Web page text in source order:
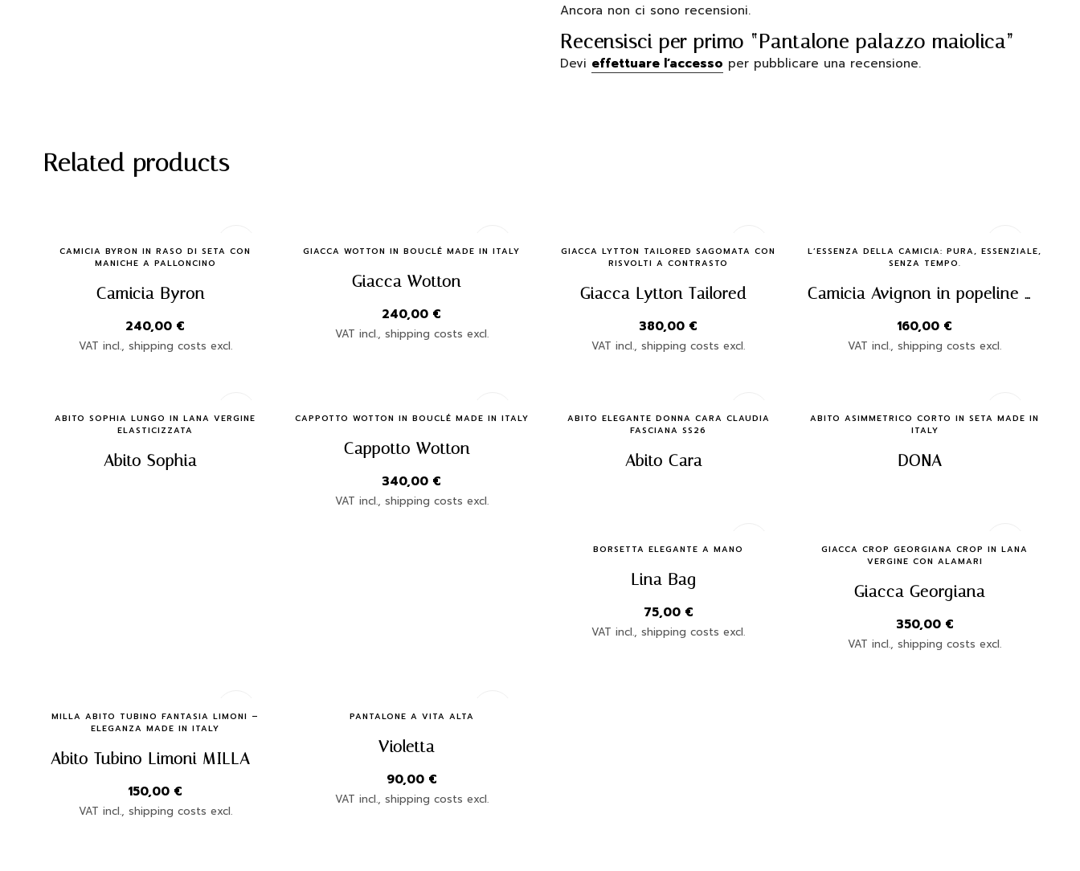
Ancora non ci sono recensioni.
Recensisci per primo “Pantalone palazzo maiolica”
Devi effettuare l’accesso per pubblicare una recensione.
Related products
Quick Buy
CAMICIA BYRON IN RASO DI SETA CON
MANICHE A PALLONCINO
Camicia Byron
240,00 €
VAT incl., shipping costs excl.
Quick Buy
GIACCA WOTTON IN BOUCLÉ MADE IN ITALY
Giacca Wotton
240,00 €
VAT incl., shipping costs excl.
Quick Buy
GIACCA LYTTON TAILORED SAGOMATA CON
RISVOLTI A CONTRASTO
Giacca Lytton Tailored
380,00 €
VAT incl., shipping costs excl.
Quick Buy
L’ESSENZA DELLA CAMICIA: PURA, ESSENZIALE,
SENZA TEMPO.
Camicia Avignon in popeline rigato marrone – Claudia Fasciana | Made in Italy
160,00 €
VAT incl., shipping costs excl.
Quick Buy
ABITO SOPHIA LUNGO IN LANA VERGINE
ELASTICIZZATA
Abito Sophia
Quick Buy
CAPPOTTO WOTTON IN BOUCLÉ MADE IN ITALY
Cappotto Wotton
340,00 €
VAT incl., shipping costs excl.
Quick Buy
ABITO ELEGANTE DONNA CARA CLAUDIA
FASCIANA SS26
Abito Cara
Quick Buy
ABITO ASIMMETRICO CORTO IN SETA MADE IN
ITALY
DONA
Quick Buy
BORSETTA ELEGANTE A MANO
Lina Bag
75,00 €
VAT incl., shipping costs excl.
Quick Buy
GIACCA CROP GEORGIANA CROP IN LANA
VERGINE CON ALAMARI
Giacca Georgiana
350,00 €
VAT incl., shipping costs excl.
Quick Buy
MILLA ABITO TUBINO FANTASIA LIMONI –
ELEGANZA MADE IN ITALY
Abito Tubino Limoni MILLA
150,00 €
VAT incl., shipping costs excl.
Quick Buy
PANTALONE A VITA ALTA
Violetta
90,00 €
VAT incl., shipping costs excl.